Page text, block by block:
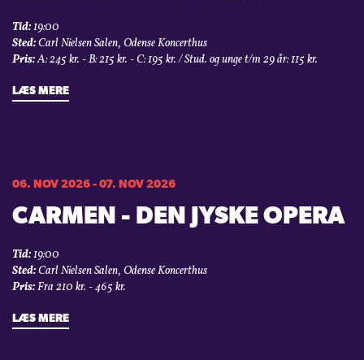
Tid:19:00
Sted:Carl Nielsen Salen, Odense Koncerthus
Pris:A: 245 kr. - B: 215 kr. - C: 195 kr. / Stud. og unge t/m 29 år: 115 kr.
LÆS MERE
06. NOV 2026 - 07. NOV 2026
CARMEN - DEN JYSKE OPERA
Tid:19:00
Sted:Carl Nielsen Salen, Odense Koncerthus
Pris:Fra 210 kr. - 465 kr.
LÆS MERE